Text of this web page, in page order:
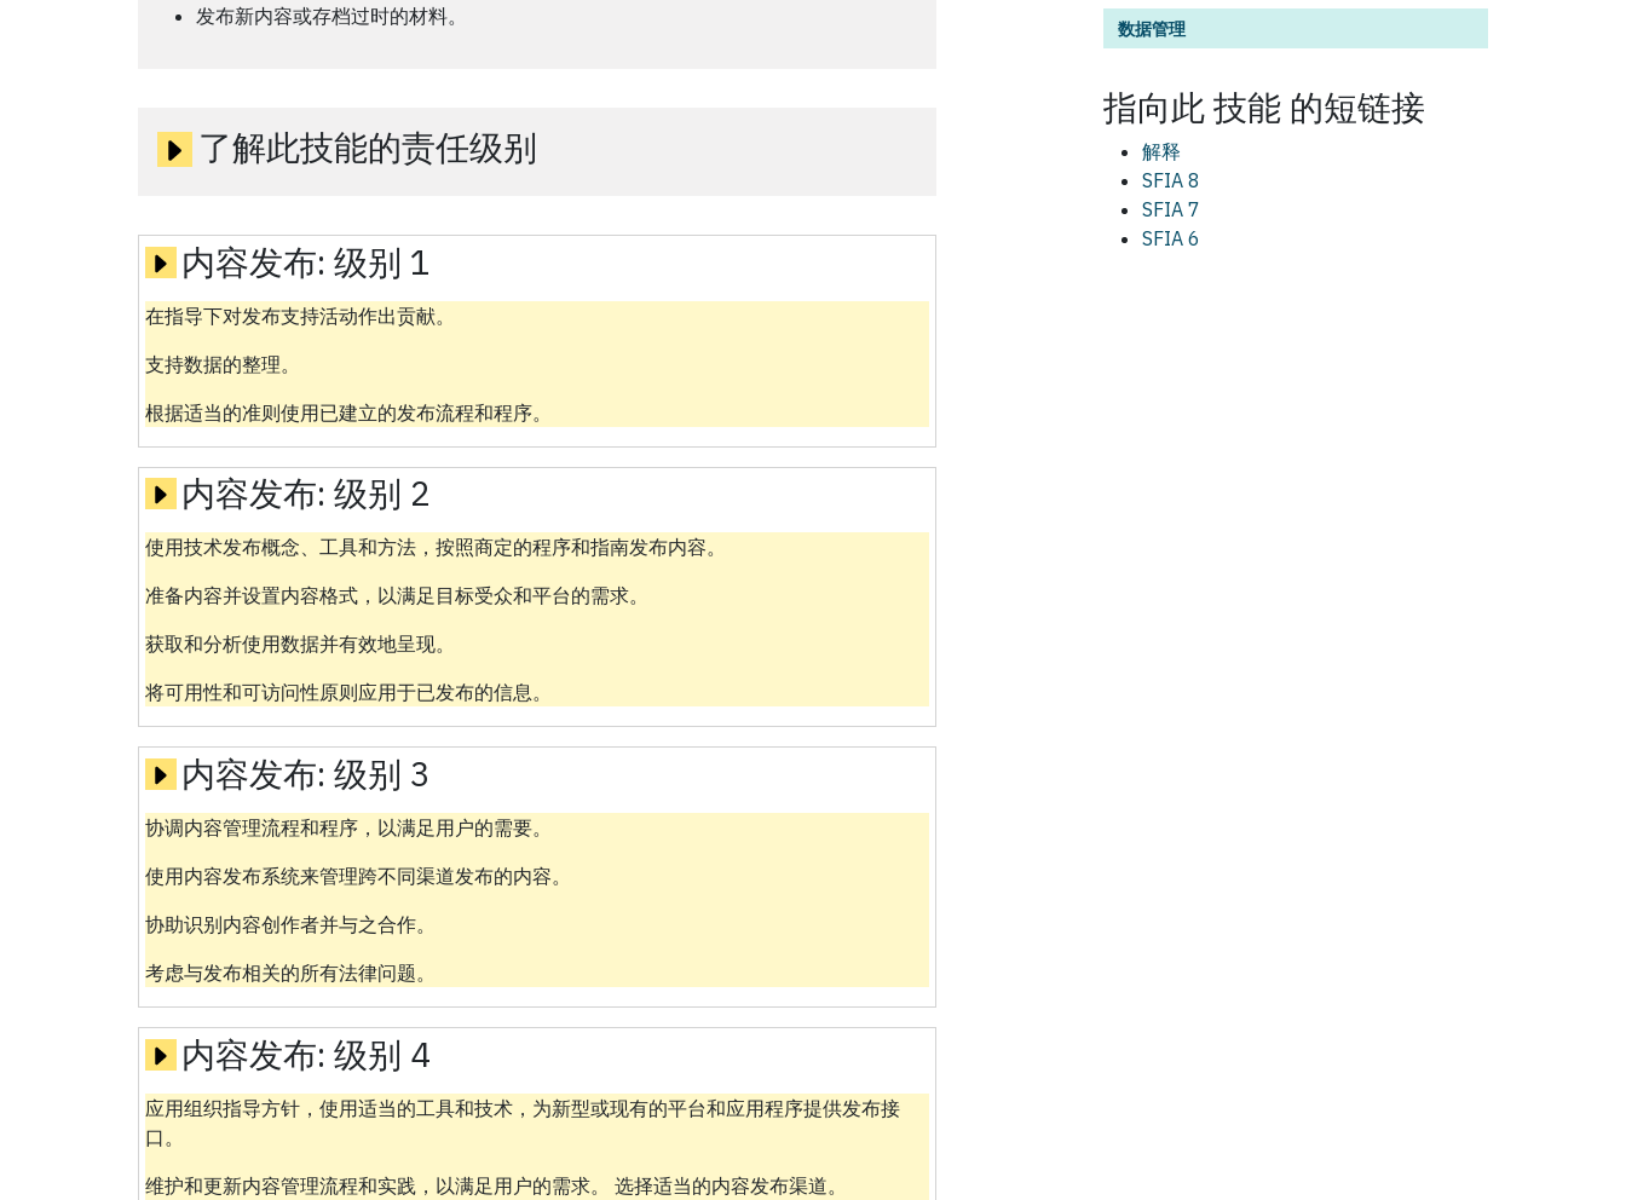
发布新内容或存档过时的材料。
了解此技能的责任级别
内容发布: 级别 1
在指导下对发布支持活动作出贡献。
支持数据的整理。
根据适当的准则使用已建立的发布流程和程序。
内容发布: 级别 2
使用技术发布概念、工具和方法，按照商定的程序和指南发布内容。
准备内容并设置内容格式，以满足目标受众和平台的需求。
获取和分析使用数据并有效地呈现。
将可用性和可访问性原则应用于已发布的信息。
内容发布: 级别 3
协调内容管理流程和程序，以满足用户的需要。
使用内容发布系统来管理跨不同渠道发布的内容。
协助识别内容创作者并与之合作。
考虑与发布相关的所有法律问题。
内容发布: 级别 4
应用组织指导方针，使用适当的工具和技术，为新型或现有的平台和应用程序提供发布接
口。
维护和更新内容管理流程和实践，以满足用户的需求。 选择适当的内容发布渠道。
数据管理
指向此技能 的短链接
解释
SFIA 8
SFIA 7
SFIA 6